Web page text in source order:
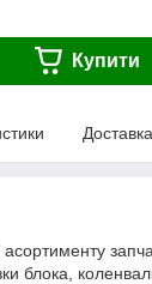
Купити
Доставка
блока,